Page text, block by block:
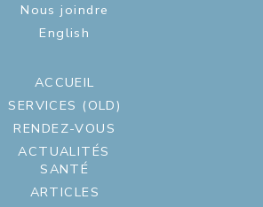
Nous joindre
English
ACCUEIL
SERVICES (OLD)
RENDEZ-VOUS
ACTUALITÉS
SANTÉ
ARTICLES